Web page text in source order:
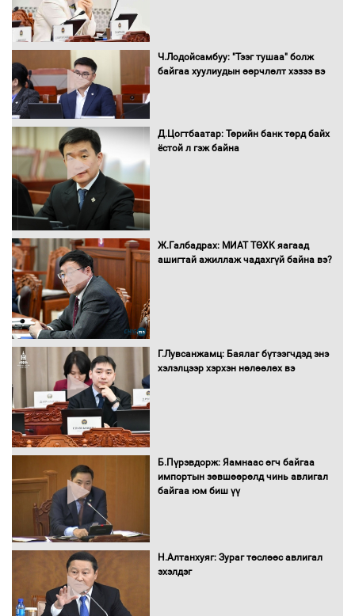
УИХ-ын дарга С.Бямбацогт Сутай
хайрхны тэнгэрийг тахих тахилгад
Н.Номтойбаяр: Аймгуудад тулгамдаж
эрэгтэйчүүдийн волейболын тэмцээнд
оролцож байгаа баг тамирчдад
Автобензин, дизель түлшний онцгой
албан татварыг тэглэлээ
Санхүүгийн хэмнэлтийн горимд эрүүл
мэндийн салбар хамаарахгүй
Ч.Лодойсамбуу: "Тээг тушаа" болж
байгаа хуулиудын өөрчлөлт хэзээ вэ
Д.Цогтбаатар: Төрийн банк төрд байх
ёстой л гэж байна
Ж.Галбадрах: МИАТ ТӨХК яагаад
ашигтай ажиллаж чадахгүй байна вэ?
Г.Лувсанжамц: Баялаг бүтээгчдэд энэ
хэлэлцээр хэрхэн нөлөөлөх вэ
Б.Пүрэвдорж: Яамнаас өгч байгаа
импортын зөвшөөрөлд чинь авлигал
байгаа юм биш үү
Н.Алтанхуяг: Зураг төслөөс авлигал
эхэлдэг